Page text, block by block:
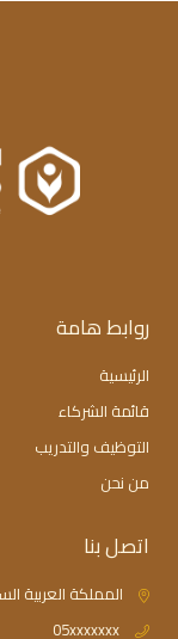
روابط هامة
الرئيسية
قائمة الشركاء
التوظيف والتدريب
من نحن
اتصل بنا
المملكة العربية